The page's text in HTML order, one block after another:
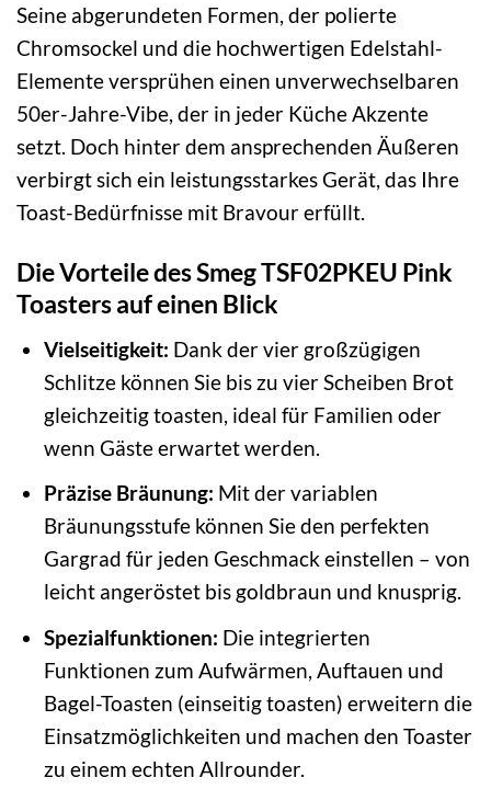
Seine abgerundeten Formen, der polierte
Chromsockel und die hochwertigen Edelstahl-
Elemente versprühen einen unverwechselbaren
50er-Jahre-Vibe, der in jeder Küche Akzente
setzt. Doch hinter dem ansprechenden Äußeren
verbirgt sich ein leistungsstarkes Gerät, das Ihre
Toast-Bedürfnisse mit Bravour erfüllt.
Die Vorteile des Smeg TSF02PKEU Pink
Toasters auf einen Blick
Vielseitigkeit: Dank der vier großzügigen
Schlitze können Sie bis zu vier Scheiben Brot
gleichzeitig toasten, ideal für Familien oder
wenn Gäste erwartet werden.
Präzise Bräunung: Mit der variablen
Bräunungsstufe können Sie den perfekten
Gargrad für jeden Geschmack einstellen – von
leicht angeröstet bis goldbraun und knusprig.
Spezialfunktionen: Die integrierten
Funktionen zum Aufwärmen, Auftauen und
Bagel-Toasten (einseitig toasten) erweitern die
Einsatzmöglichkeiten und machen den Toaster
zu einem echten Allrounder.